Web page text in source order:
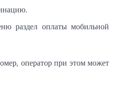
раздел оплаты мобильной
оператор при этом может